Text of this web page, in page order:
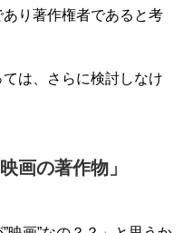
り著作権者であると考
は、さらに検討しなけ
画の著作物」